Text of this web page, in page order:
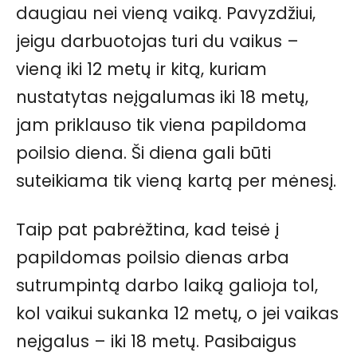
daugiau nei vieną vaiką. Pavyzdžiui,
jeigu darbuotojas turi du vaikus –
vieną iki 12 metų ir kitą, kuriam
nustatytas neįgalumas iki 18 metų,
jam priklauso tik viena papildoma
poilsio diena. Ši diena gali būti
suteikiama tik vieną kartą per mėnesį.
Taip pat pabrėžtina, kad teisė į
papildomas poilsio dienas arba
sutrumpintą darbo laiką galioja tol,
kol vaikui sukanka 12 metų, o jei vaikas
neįgalus – iki 18 metų. Pasibaigus